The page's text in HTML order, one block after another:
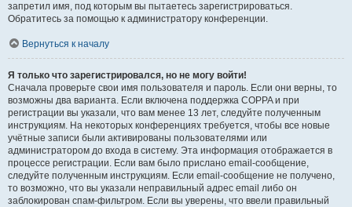
запретил имя, под которым вы пытаетесь зарегистрироваться.
Обратитесь за помощью к администратору конференции.
Вернуться к началу
Я только что зарегистрировался, но не могу войти!
Сначала проверьте свои имя пользователя и пароль. Если они верны, то
возможны два варианта. Если включена поддержка COPPA и при
регистрации вы указали, что вам менее 13 лет, следуйте полученным
инструкциям. На некоторых конференциях требуется, чтобы все новые
учётные записи были активированы пользователями или
администратором до входа в систему. Эта информация отображается в
процессе регистрации. Если вам было прислано email-сообщение,
следуйте полученным инструкциям. Если email-сообщение не получено,
то возможно, что вы указали неправильный адрес email либо он
заблокирован спам-фильтром. Если вы уверены, что ввели правильный